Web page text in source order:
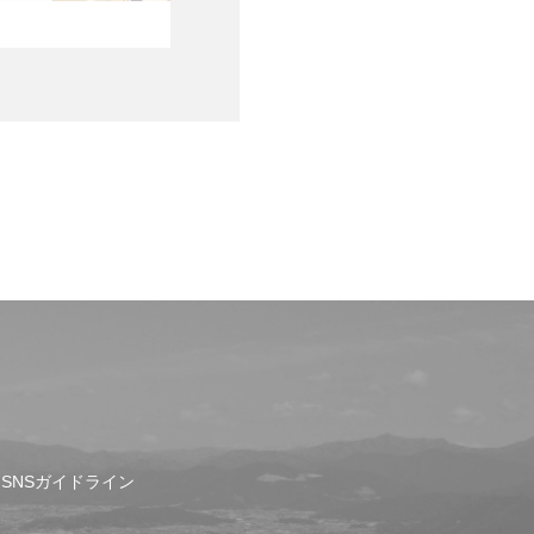
SNSガイドライン